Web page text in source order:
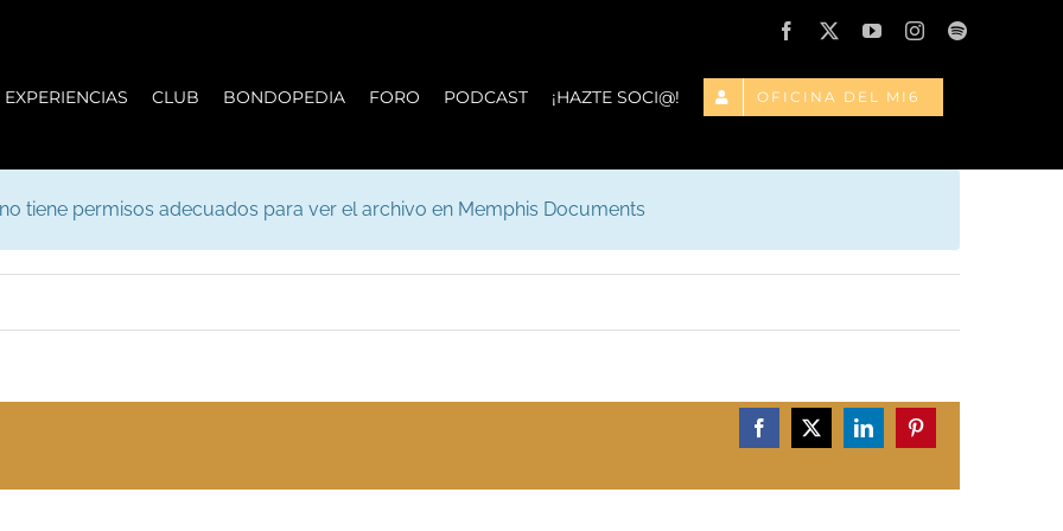
Facebook
X YouTubeInstagramSpotify
EXPERIENCIAS CLUB BONDOPEDIA FORO PODCAST ¡HAZTE SOCI@! OFICINA DEL MI6
tiene permisos adecuados para ver el archivo en Memphis Documents
Facebook
X LinkedInPinterest